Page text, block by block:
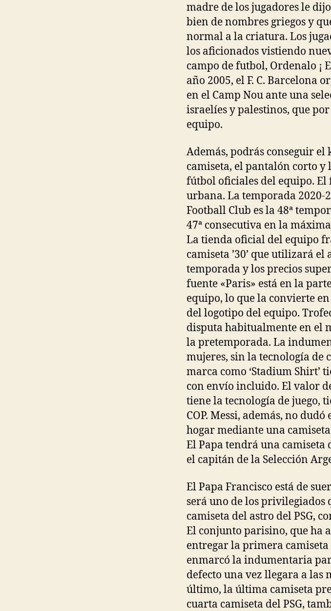
madre de los jugadores le
bien de nombres griegos y
normal a la criatura. Los
los aficionados vistiendo
campo de futbol, Ordenalo ¡
año 2005, el F. C. Barcelona
en el Camp Nou ante una
israelíes y palestinos, que
equipo.
Además, podrás conseguir
camiseta, el pantalón corto y
fútbol oficiales del equipo.
urbana. La temporada 2020-
Football Club es la 48ª
47ª consecutiva en la
La tienda oficial del equipo
camiseta ’30’ que utilizará
temporada y los precios
fuente «Paris» está en la
equipo, lo que la convierte
del logotipo del equipo.
disputa habitualmente en el
la pretemporada. La
mujeres, sin la tecnología de
marca como ‘Stadium Shirt’
con envío incluido. El valor
tiene la tecnología de juego,
COP. Messi, además, no
hogar mediante una camiseta
El Papa tendrá una
el capitán de la Selección
El Papa Francisco está de
será uno de los
camiseta del astro del PSG,
El conjunto parisino, que ha
entregar la primera
enmarcó la indumentaria
defecto una vez llegara a las
último, la última camiseta
cuarta camiseta del PSG,